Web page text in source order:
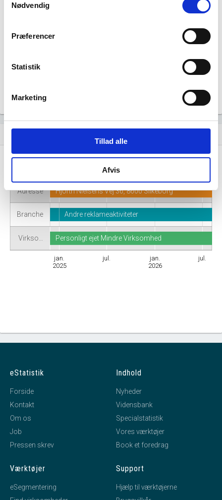
Nødvendig
Præferencer
Statistik
Marketing
Tillad alle
Afvis
SD EXponering har ikke haft nogen
beskæftigelse endnu. Vi kan derfor ikke
generere figuren for denne virksomhed.
Adresse
Branche
Virkso…
jan.
2025
jul.
jan.
2026
jul.
Hjorth Nielsens Vej 36, 8600 Silkeborg
Andre reklameaktiviteter
Personligt ejet Mindre Virksomhed
eStatistik
Forside
Kontakt
Om os
Job
Pressen skrev
Indhold
Nyheder
Vidensbank
Specialstatistik
Vores værktøjer
Book et foredrag
Værktøjer
eSegmentering
Support
Hjælp til værktøjerne